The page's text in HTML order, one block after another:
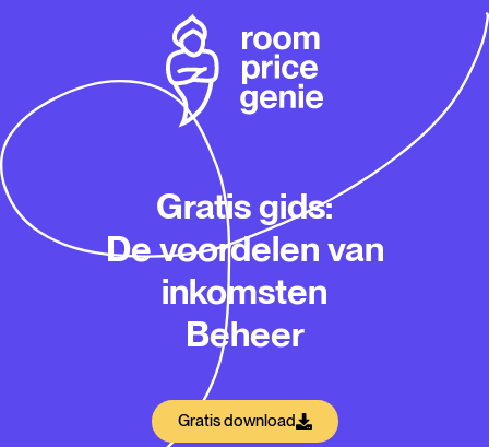
Gratis gids:
De voordelen van
inkomsten
Beheer
Gratis download